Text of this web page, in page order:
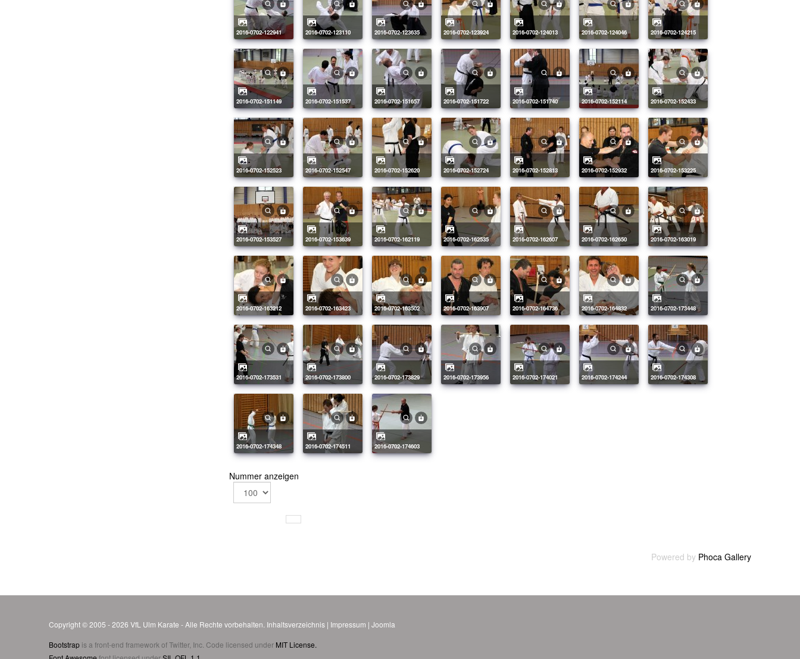
2016-0702-122941 2016-0702-123110 2016-0702-123635 2016-0702-123924 2016-0702-124013 2016-0702-124046 2016-0702-124215
2016-0702-151149 2016-0702-151537 2016-0702-151657 2016-0702-151722 2016-0702-151740 2016-0702-152114 2016-0702-152433
2016-0702-152523 2016-0702-152547 2016-0702-152620 2016-0702-152724 2016-0702-152813 2016-0702-152932 2016-0702-153225
2016-0702-153527 2016-0702-153639 2016-0702-162119 2016-0702-162535 2016-0702-162607 2016-0702-162650 2016-0702-163019
2016-0702-163212 2016-0702-163423 2016-0702-163502 2016-0702-163907 2016-0702-164736 2016-0702-164832 2016-0702-173448
2016-0702-173531 2016-0702-173800 2016-0702-173829 2016-0702-173956 2016-0702-174021 2016-0702-174244 2016-0702-174308
2016-0702-174348 2016-0702-174511 2016-0702-174603
Nummer anzeigen
Powered by Phoca Gallery
Copyright © 2005 - 2026 VfL Ulm Karate - Alle Rechte vorbehalten. Inhaltsverzeichnis | Impressum |Joomla
Bootstrap is a front-end framework of Twitter, Inc. Code licensed under MIT License.